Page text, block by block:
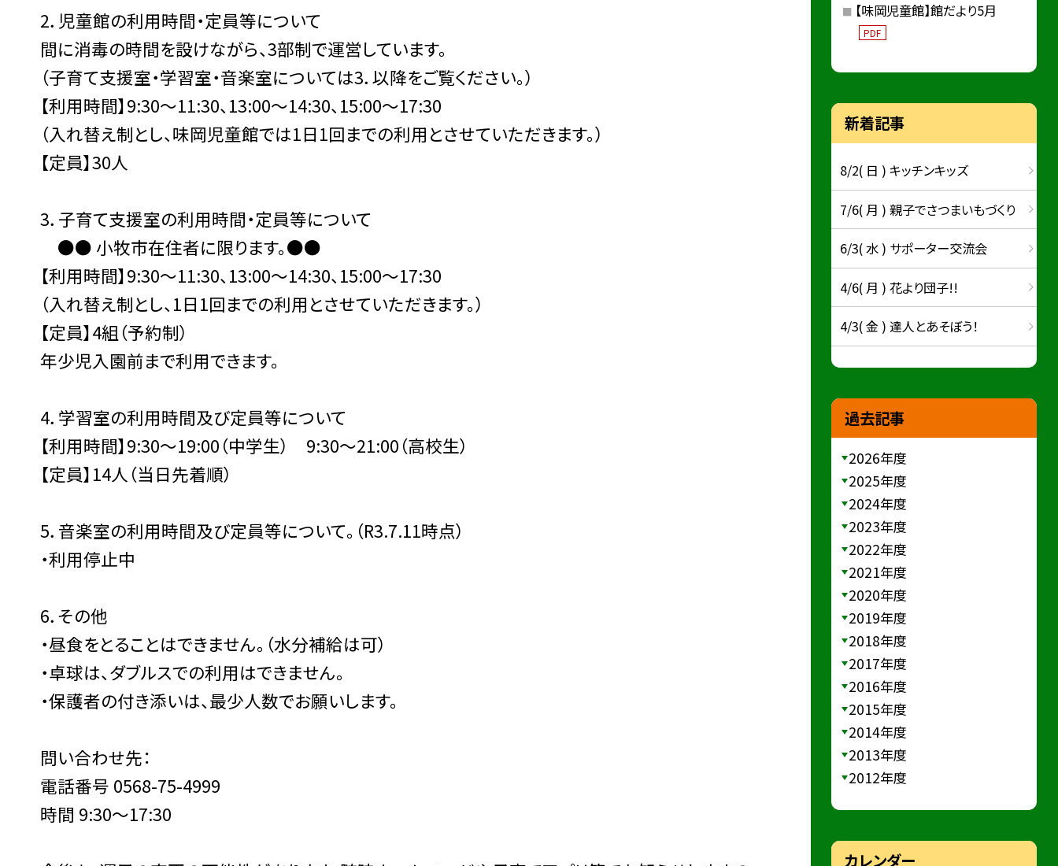
2．児童館の利用時間・定員等について
間に消毒の時間を設けながら、3部制で運営しています。
（子育て支援室・学習室・音楽室については3．以降をご覧ください。）
【利用時間】9:30〜11:30、13:00〜14:30、15:00〜17:30
（入れ替え制とし、味岡児童館では1日1回までの利用とさせていただきます。）
【定員】30人
3．子育て支援室の利用時間・定員等について
●● 小牧市在住者に限ります。●●
【利用時間】9:30〜11:30、13:00〜14:30、15:00〜17:30
（入れ替え制とし、1日1回までの利用とさせていただきます。）
【定員】4組（予約制）
年少児入園前まで利用できます。
4．学習室の利用時間及び定員等について
【利用時間】9:30〜19:00（中学生） 9:30〜21:00（高校生）
【定員】14人（当日先着順）
5．音楽室の利用時間及び定員等について。（R3.7.11時点）
・利用停止中
6．その他
・昼食をとることはできません。（水分補給は可）
・卓球は、ダブルスでの利用はできません。
・保護者の付き添いは、最少人数でお願いします。
問い合わせ先：
電話番号 0568-75-4999
時間 9:30〜17:30
【味岡児童館】館だより5月
PDF
新着記事
8/2( 日 ) キッチンキッズ
7/6( 月 ) 親子でさつまいもづくり
6/3( 水 ) サポーター交流会
4/6( 月 ) 花より団子!!
4/3( 金 ) 達人とあそぼう！
過去記事
2026年度
2025年度
2024年度
2023年度
2022年度
2021年度
2020年度
2019年度
2018年度
2017年度
2016年度
2015年度
2014年度
2013年度
2012年度
カレンダー